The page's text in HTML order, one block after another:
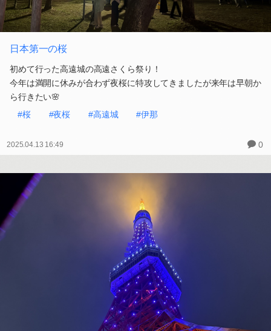
日本第一の桜
初めて行った高遠城の高遠さくら祭り！
今年は満開に休みが合わず夜桜に特攻してきましたが来年は早朝か
ら行きたい🌸
#桜
#夜桜 #高遠城 #伊那
2025.04.13 16:49 0